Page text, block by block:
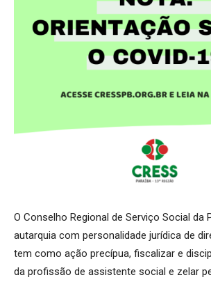
O Conselho Regional de Serviço Social da
autarquia com personalidade jurídica de
tem como ação precípua, fiscalizar e
da profissão de assistente social e zelar